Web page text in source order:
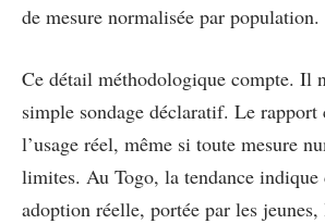
de mesure normalisée par population.
Ce détail méthodologique compte. Il
simple sondage déclaratif. Le rapport
l’usage réel, même si toute mesure
limites. Au Togo, la tendance indique
adoption réelle, portée par les jeunes,